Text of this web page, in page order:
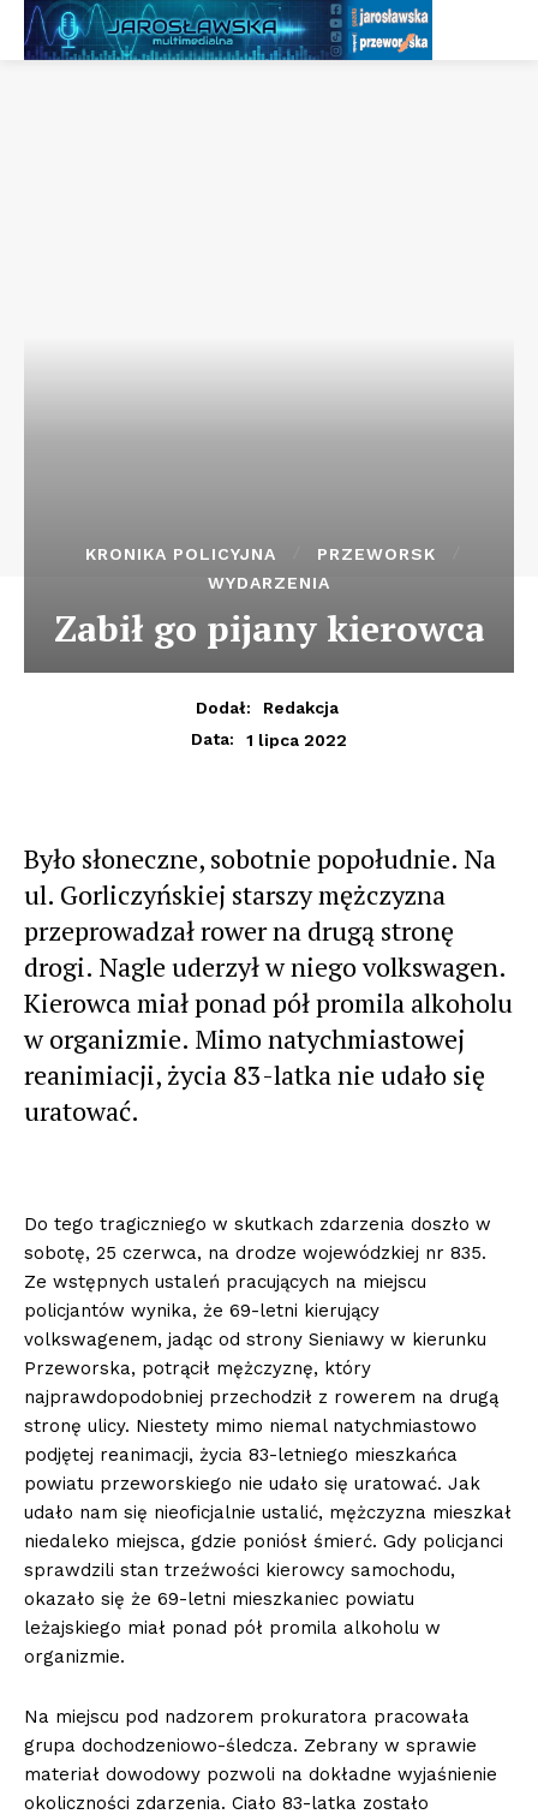
KRONIKA POLICYJNA
PRZEWORSK
WYDARZENIA
Zabił go pijany kierowca
Dodał:
Redakcja
Data:
1 lipca 2022
Było słoneczne, sobotnie popołudnie. Na
ul. Gorliczyńskiej starszy mężczyzna
przeprowadzał rower na drugą stronę
drogi. Nagle uderzył w niego volkswagen.
Kierowca miał ponad pół promila alkoholu
w organizmie. Mimo natychmiastowej
reanimiacji, życia 83-latka nie udało się
uratować.
Do tego tragiczniego w skutkach zdarzenia doszło w
sobotę, 25 czerwca, na drodze wojewódzkiej nr 835.
Ze wstępnych ustaleń pracujących na miejscu
policjantów wynika, że 69-letni kierujący
volkswagenem, jadąc od strony Sieniawy w kierunku
Przeworska, potrącił mężczyznę, który
najprawdopodobniej przechodził z rowerem na drugą
stronę ulicy. Niestety mimo niemal natychmiastowo
podjętej reanimacji, życia 83-letniego mieszkańca
powiatu przeworskiego nie udało się uratować. Jak
udało nam się nieoficjalnie ustalić, mężczyzna mieszkał
niedaleko miejsca, gdzie poniósł śmierć. Gdy policjanci
sprawdzili stan trzeźwości kierowcy samochodu,
okazało się że 69-letni mieszkaniec powiatu
leżajskiego miał ponad pół promila alkoholu w
organizmie.
Na miejscu pod nadzorem prokuratora pracowała
grupa dochodzeniowo-śledcza. Zebrany w sprawie
materiał dowodowy pozwoli na dokładne wyjaśnienie
okoliczności zdarzenia. Ciało 83-latka zostało